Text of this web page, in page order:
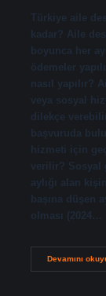
Türkiye aile
kadar? Aile
boyunca her
ödemeler
nasıl yapılır?
veya sosyal
dilekçe
başvuruda
hizmeti için
verilir? Sosyal
aylığı alan
başına düşen
olması (2024…
Devamını